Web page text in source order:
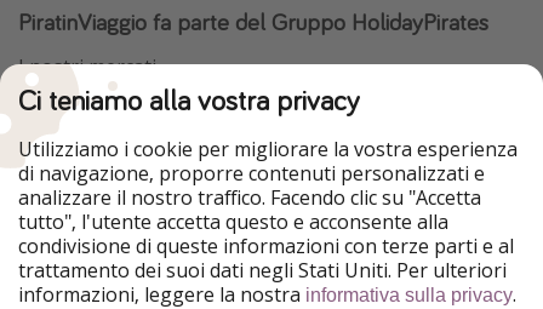
PiratinViaggio fa parte del Gruppo HolidayPirates
I nostri mercati
HolidayPirates
VakantiePiraten
WakacyjniPiraci
Ferienpiraten
Urlaubspiraten
Urlaubspiraten
ViajerosPiratas
TravelPirates
Il nostro gruppo
HolidayPirates Group
Ci teniamo alla vostra privacy
Utilizziamo i cookie per migliorare la vostra esperienza
di navigazione, proporre contenuti personalizzati e
analizzare il nostro traffico. Facendo clic su "Accetta
tutto", l'utente accetta questo e acconsente alla
condivisione di queste informazioni con terze parti e al
trattamento dei suoi dati negli Stati Uniti. Per ulteriori
informazioni, leggere la nostra informativa sulla privacy.